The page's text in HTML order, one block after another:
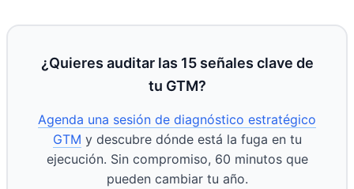
¿Quieres auditar las 15 señales clave de
tu GTM?
Agenda una sesión de diagnóstico estratégico
GTM y descubre dónde está la fuga en tu
ejecución. Sin compromiso, 60 minutos que
pueden cambiar tu año.